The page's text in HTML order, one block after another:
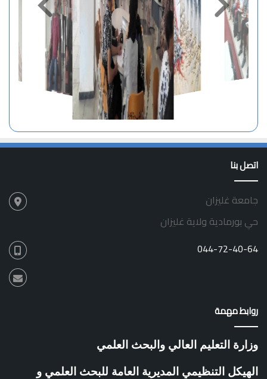
اتصل بنا
جامعة غليزان
حي بورمادية ولاية غليزان
044-72-40-64
روابط مهمة
وزارة التعليم العالي والبحث العلمي
الهيكل التنظيمي المديرية العامة للبحث العلمي و